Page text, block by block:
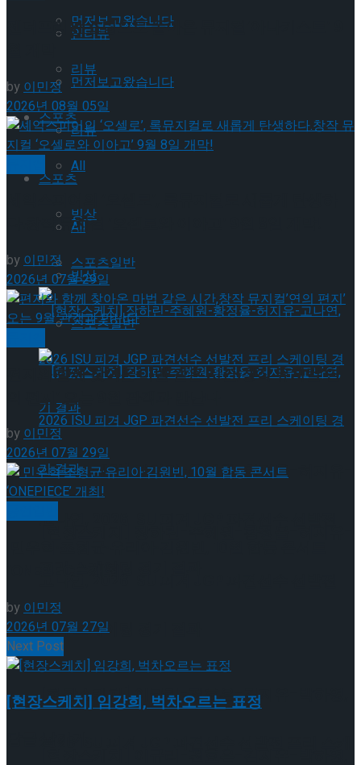
먼저보고왔습니다
리뷰
스포츠
All
빙상
스포츠일반
[현장스케치] 장하린-주혜원-황정율-허지유-
고나연, 2026 ISU 피겨 JGP 파견선수 선발전
[현장스케치] 이규리-전효은-김지유-박하영,
인터뷰
먼저보고왔습니다
리뷰
스포츠
All
빙상
스포츠일반
프리 스케이팅 경기 결과
젠더프리 캐스팅으로 돌아온 뮤지컬’아나키스트’ 9
by 이민정
2026년 08월 05일
다.창작 뮤지컬 ‘오셀로와 이아고’ 9월 8일 개막!
by이민정
2026년 07월 29일
편지와 함께 찾아온 마법 같은 시간,창작 뮤지컬’연
의 편지’ 오는 9월 관객과 만난다
by이민정
2026년 07월 29일
by이민정
2026년 07월 27일
Next Post
[현장스케치] 임강희, 벅차오르는 표정